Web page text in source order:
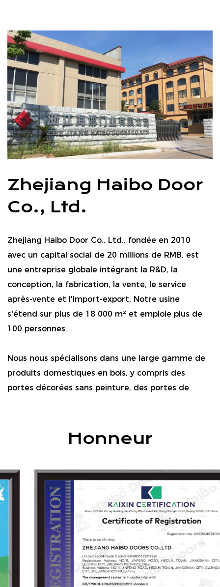
Zhejiang Haibo Door
Co., Ltd.
Zhejiang Haibo Door Co., Ltd., fondée en 2010
avec un capital social de 20 millions de RMB, est
une entreprise globale intégrant la R&D, la
conception, la fabrication, la vente, le service
après-vente et l'import-export. Notre usine
s'étend sur plus de 18 000 m² et emploie plus de
100 personnes.
Nous nous spécialisons dans une large gamme de
produits domestiques en bois, y compris des
portes décorées sans peinture, des portes de
décoratifs en placage en bois. Nos produits sont
largement utilisés dans les maisons, les villas, les
de loisirs.
En tant que l'une des unités de rédaction de la
norme de l'industrie de la «porte en bois
intérieure», Haibo poursuit l'innovation et
l'excellence. Guidé par les principes de la «qualité
d'abord, le développement axé sur l'intégrité»,
nous visons à construire une marque de
Honneur